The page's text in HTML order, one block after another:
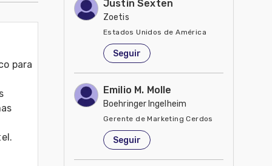
para
Justin Sexten
Zoetis
Estados Unidos de América
Seguir
Emilio M. Molle
Boehringer Ingelheim
Gerente de Marketing Cerdos
Estados Unidos de América
Seguir